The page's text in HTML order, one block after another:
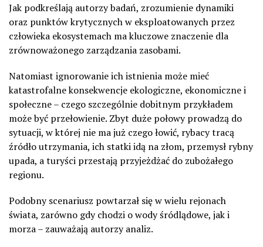
Jak podkreślają autorzy badań, zrozumienie dynamiki
oraz punktów krytycznych w eksploatowanych przez
człowieka ekosystemach ma kluczowe znaczenie dla
zrównoważonego zarządzania zasobami.
Natomiast ignorowanie ich istnienia może mieć
katastrofalne konsekwencje ekologiczne, ekonomiczne i
społeczne – czego szczególnie dobitnym przykładem
może być przełowienie. Zbyt duże połowy prowadzą do
sytuacji, w której nie ma już czego łowić, rybacy tracą
źródło utrzymania, ich statki idą na złom, przemysł rybny
upada, a turyści przestają przyjeżdżać do zubożałego
regionu.
Podobny scenariusz powtarzał się w wielu rejonach
świata, zarówno gdy chodzi o wody śródlądowe, jak i
morza – zauważają autorzy analiz.